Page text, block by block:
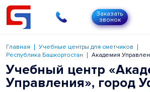
Заказать
звонок
Главная
Учебные центры для сметчиков
Республика Башкортостан
Академия
Учебный центр
Управления», город